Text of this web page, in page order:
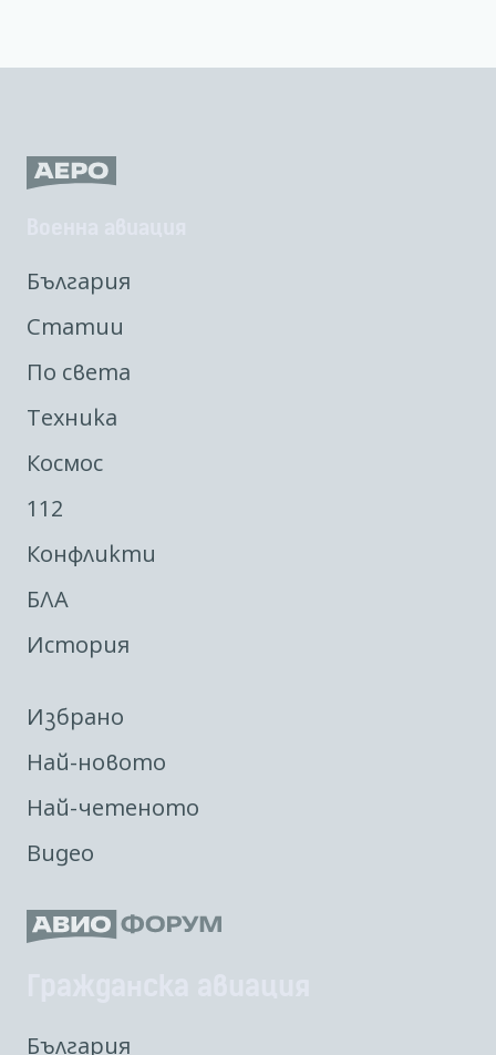
България
Статии
По света
Техника
Космос
112
Конфликти
БЛА
История
Избрано
Най-новото
Най-четеното
Видео
България